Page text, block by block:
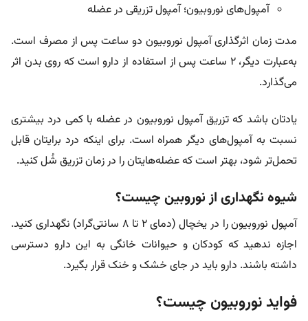
آمپول‌های نوروبیون؛ آمپول تزریقی در عضله
مدت زمان اثرگذاری آمپول نوروبیون دو ساعت پس از مصرف است.
به‌عبارت دیگر، ۲ ساعت پس از استفاده از دارو است که روی بدن اثر
می‌گذارد.
یادتان باشد که تزریق آمپول نوروبیون در عضله با کمی درد بیشتری
نسبت به آمپول‌های دیگر همراه است. برای اینکه درد برایتان قابل
تحمل‌تر شود، بهتر است که عضله‌هایتان را در زمان تزریق شُل کنید.
شیوه نگهداری از نوروبین چیست؟
آمپول نوروبیون را در یخچال (دمای ۲ تا ۸ سانتی‌گراد) نگهداری کنید.
اجازه ندهید که کودکان و حیوانات خانگی به این دارو دسترسی
داشته باشند. دارو باید در جای خشک و خنک قرار بگیرد.
فواید نوروبیون چیست؟